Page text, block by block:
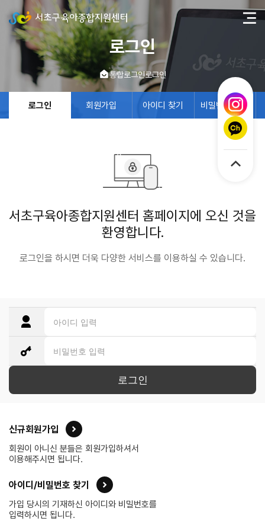
로그인
통합로그인로그인
로그인 회원가입 아이디 찾기 비밀번호 찾기
서초구육아종합지원센터 홈페이지에 오신 것을
환영합니다.
로그인을 하시면 더욱 다양한 서비스를 이용하실 수 있습니다.
로그인
신규회원가입
회원이 아니신 분들은 회원가입하셔서
이용해주시면 됩니다.
아이디/비밀번호 찾기
가입 당시의 기재하신 아이디와 비밀번호를
입력하시면 됩니다.